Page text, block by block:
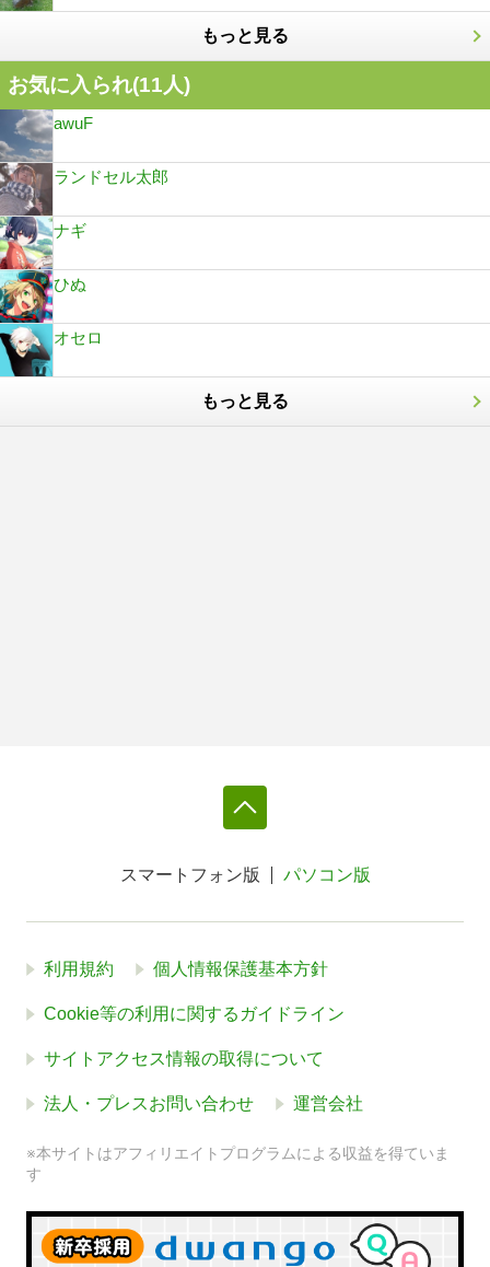
もっと見る
お気に入られ(11人)
awuF
ランドセル太郎
ナギ
ひぬ
オセロ
もっと見る
スマートフォン版 パソコン版
利用規約 個人情報保護基本方針
Cookie等の利用に関するガイドライン
サイトアクセス情報の取得について
法人・プレスお問い合わせ 運営会社
※本サイトはアフィリエイトプログラムによる収益を得ていま
す